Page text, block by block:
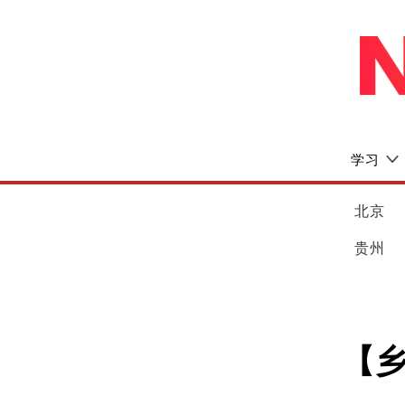
学习
北京
贵州
【